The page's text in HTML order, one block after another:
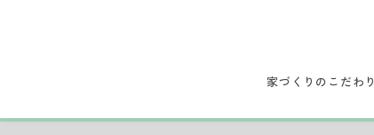
家づくりのこだわり